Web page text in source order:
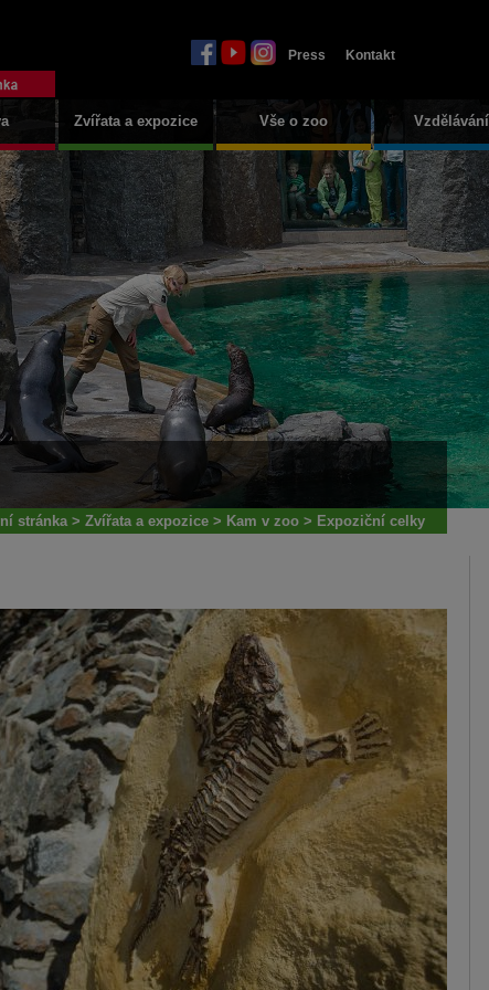
Press Kontakt
Zvířata a expozice Vše o zoo Vzdělávání
stránka> Zvířata a expozice > Kam v zoo > Expoziční celky